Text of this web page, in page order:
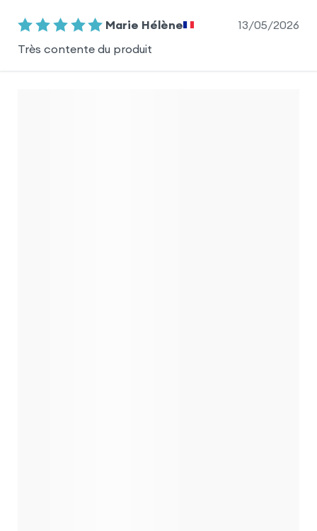
Marie Hélène
13/05/2026
Très contente du produit